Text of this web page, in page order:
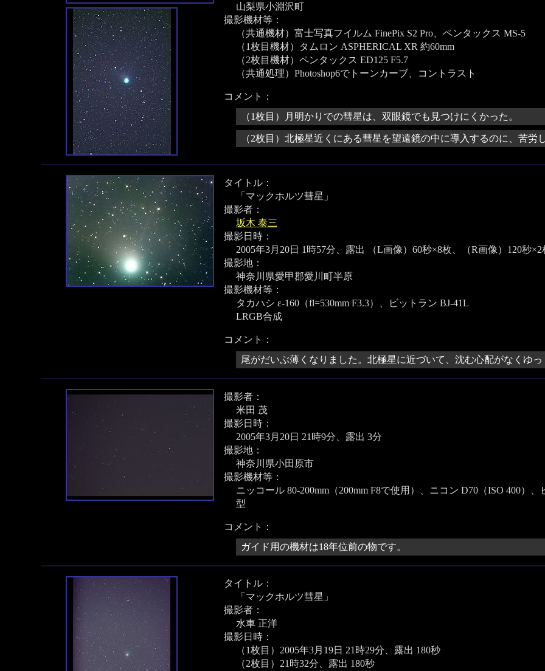
山梨県小淵沢町
撮影機材等：
（共通機材）富士写真フイルム FinePix S2 Pro、ペンタックス MS-5
（1枚目機材）タムロン ASPHERICAL XR 約60mm
（2枚目機材）ペンタックス ED125 F5.7
（共通処理）Photoshop6でトーンカーブ、コントラスト
コメント：
（1枚目）月明かりでの彗星は、双眼鏡でも見つけにくかった。
（2枚目）北極星近くにある彗星を望遠鏡の中に導入するのに、苦労し
タイトル：
「マックホルツ彗星」
撮影者：
坂木 泰三
撮影日時：
2005年3月20日 1時57分、露出 （L画像）60秒×8枚、（R画像）120秒
撮影地：
神奈川県愛甲郡愛川町半原
撮影機材等：
タカハシ ε-160（fl=530mm F3.3）、ビットラン BJ-41L
LRGB合成
コメント：
尾がだいぶ薄くなりました。北極星に近づいて、沈む心配がなくゆっ
撮影者：
米田 茂
撮影日時：
2005年3月20日 21時9分、露出 3分
撮影地：
神奈川県小田原市
撮影機材等：
ニッコール 80-200mm（200mm F8で使用）、ニコン D70（ISO 400）
型
コメント：
ガイド用の機材は18年位前の物です。
タイトル：
「マックホルツ彗星」
撮影者：
水車 正洋
撮影日時：
（1枚目）2005年3月19日 21時29分、露出 180秒
（2枚目）21時32分、露出 180秒